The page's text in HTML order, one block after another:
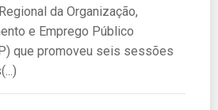
da Organização,
e Emprego Público
que promoveu seis sessões